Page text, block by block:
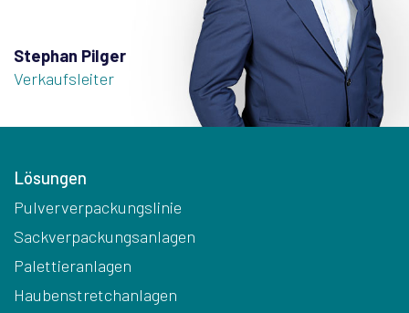
Stephan Pilger
Verkaufsleiter
Lösungen
Pulververpackungslinie
Sackverpackungsanlagen
Palettieranlagen
Haubenstretchanlagen